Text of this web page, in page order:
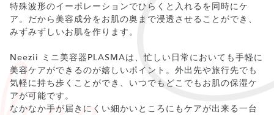
特殊波形のイーポレーションでひらくと入れるを同時にケ
ア。だから美容成分をお肌の奥まで浸透させることができ、
みずみずしいお肌を作ります。
Neezii ミニ美容器PLASMAは、忙しい日常においても手軽に
美容ケアができるのが嬉しいポイント。外出先や旅行先でも
気軽に持ち歩くことができ、いつでもどこでもお肌の保湿ケ
アが可能です。
なかなか手が届きにくい細かいところにもケアが出来る一台